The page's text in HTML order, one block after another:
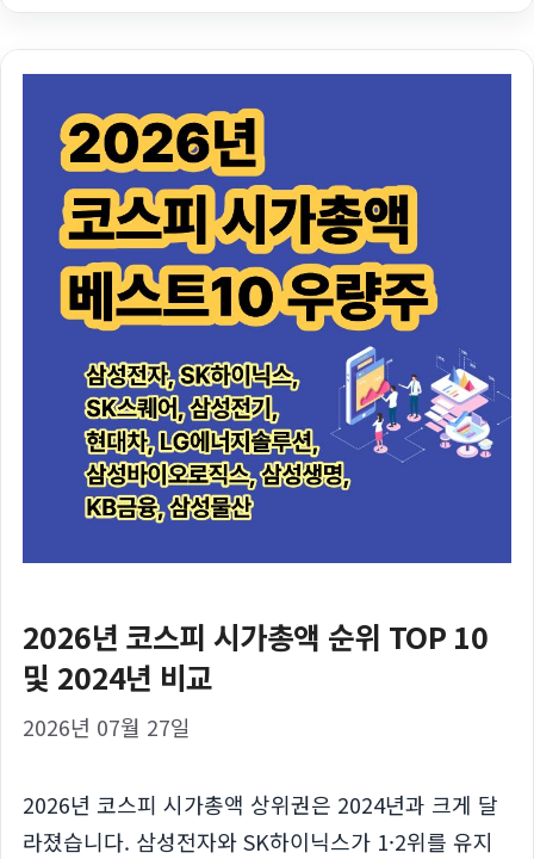
2026년 코스피 시가총액 순위 TOP 10
및 2024년 비교
2026년 07월 27일
2026년 코스피 시가총액 상위권은 2024년과 크게 달
라졌습니다. 삼성전자와 SK하이닉스가 1·2위를 유지